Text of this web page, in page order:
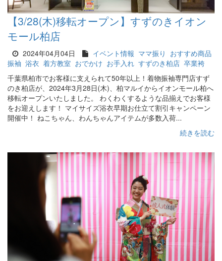
【3/28(木)移転オープン】すずのきイオン
モール柏店
2024年04月04日 イベント情報 ママ振り おすすめ商品
振袖 浴衣 着方教室 おでかけ お手入れ すずのき柏店 卒業袴
千葉県柏市でお客様に支えられて50年以上！着物振袖専門店すず
のき柏店が、2024年3月28日(木)、柏マルイからイオンモール柏へ
移転オープンいたしました。 わくわくするような品揃えでお客様
をお迎えします！ マイサイズ浴衣早期お仕立て割引キャンペーン
開催中！ ねこちゃん、わんちゃんアイテムが多数入荷...
続きを読む